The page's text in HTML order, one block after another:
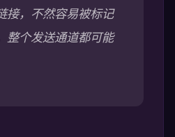
接，不然容易被标记
整个发送通道都可能